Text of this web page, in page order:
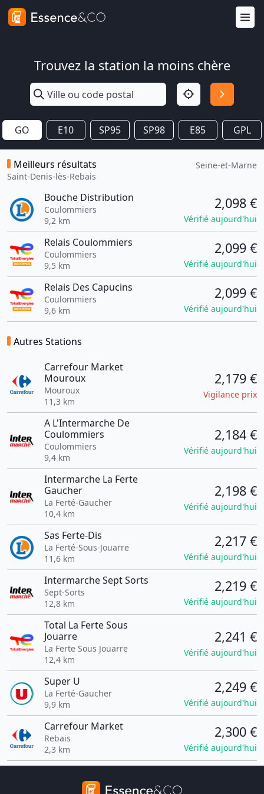
Trouvez la station la moins chère
GO E10 SP95 SP98 E85 GPL
Meilleurs résultats
Saint-Denis-lès-Rebais
Seine-et-Marne
Bouche Distribution
Coulommiers
9,2 km
2,098 €
Vérifié aujourd'hui
Relais Coulommiers
Coulommiers
9,5 km
2,099 €
Vérifié aujourd'hui
Relais Des Capucins
Coulommiers
9,6 km
2,099 €
Vérifié aujourd'hui
Autres Stations
Carrefour Market
Mouroux
Mouroux
11,3 km
2,179 €
Vigilance prix
A L'Intermarche De
Coulommiers
Coulommiers
9,4 km
2,184 €
Vérifié aujourd'hui
Intermarche La Ferte
Gaucher
La Ferté-Gaucher
10,4 km
2,198 €
Vérifié aujourd'hui
Sas Ferte-Dis
La Ferté-Sous-Jouarre
11,6 km
2,217 €
Vérifié aujourd'hui
Intermarche Sept Sorts
Sept-Sorts
12,8 km
2,219 €
Vérifié aujourd'hui
Total La Ferte Sous
Jouarre
La Ferte Sous Jouarre
12,4 km
2,241 €
Vérifié aujourd'hui
Super U
La Ferté-Gaucher
9,9 km
2,249 €
Vérifié aujourd'hui
Carrefour Market
Rebais
2,3 km
2,300 €
Vérifié aujourd'hui